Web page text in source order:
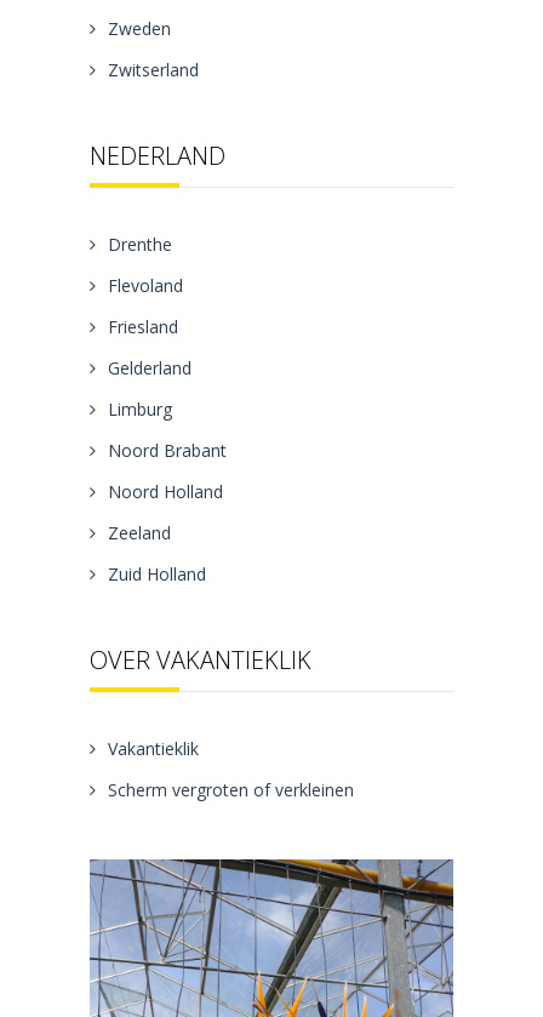
Zweden
Zwitserland
NEDERLAND
Drenthe
Flevoland
Friesland
Gelderland
Limburg
Noord Brabant
Noord Holland
Zeeland
Zuid Holland
OVER VAKANTIEKLIK
Vakantieklik
Scherm vergroten of verkleinen